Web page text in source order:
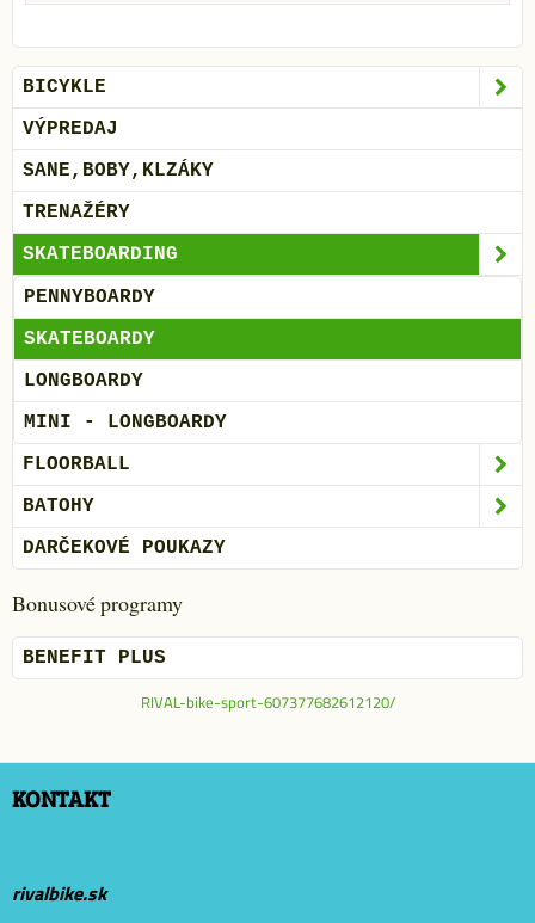
BICYKLE
VÝPREDAJ
SANE,BOBY,KLZÁKY
TRENAŽÉRY
SKATEBOARDING
PENNYBOARDY
SKATEBOARDY
LONGBOARDY
MINI - LONGBOARDY
FLOORBALL
BATOHY
DARČEKOVÉ POUKAZY
Bonusové programy
BENEFIT PLUS
RIVAL-bike-sport-607377682612120/
KONTAKT
rivalbike.sk